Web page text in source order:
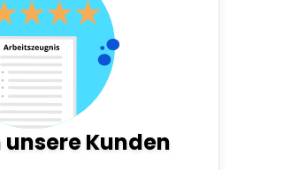
unsere Kunden